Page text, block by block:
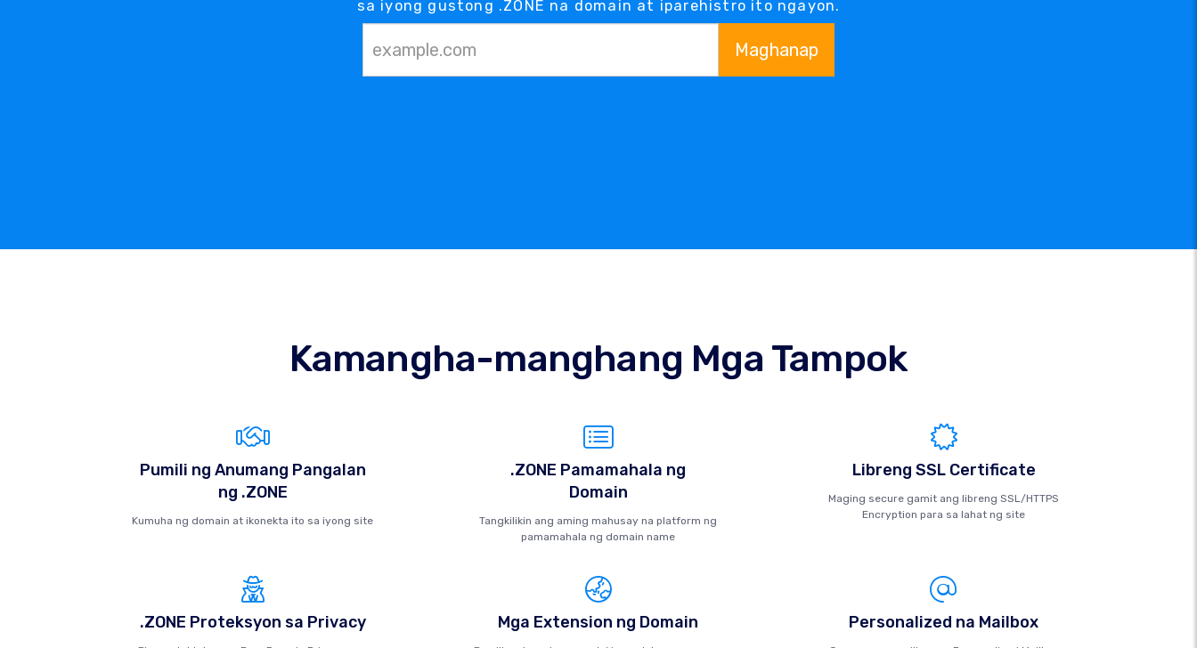
sa iyong gustong .ZONE na domain at iparehistro ito ngayon.
Maghanap
Kamangha-manghang Mga Tampok
Pumili ng Anumang Pangalan
ng .ZONE
Kumuha ng domain at ikonekta ito sa iyong site
.ZONE Pamamahala ng
Domain
Tangkilikin ang aming mahusay na platform ng
pamamahala ng domain name
Libreng SSL Certificate
Maging secure gamit ang libreng SSL/HTTPS
Encryption para sa lahat ng site
.ZONE Proteksyon sa Privacy Mga Extension ng Domain Personalized na Mailbox